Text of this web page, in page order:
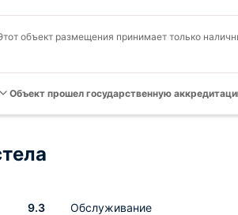
объект размещения принимает только
Объект прошел государственную
9.3 Обслуживание